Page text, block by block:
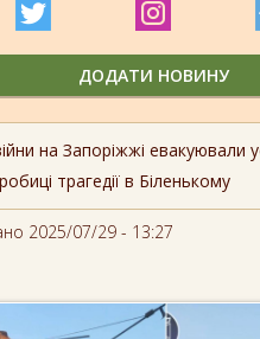
на Запоріжжі евакуювали
трагедії в Біленькому
2025/07/29 - 13:27
ДОДАТИ НОВИНУ